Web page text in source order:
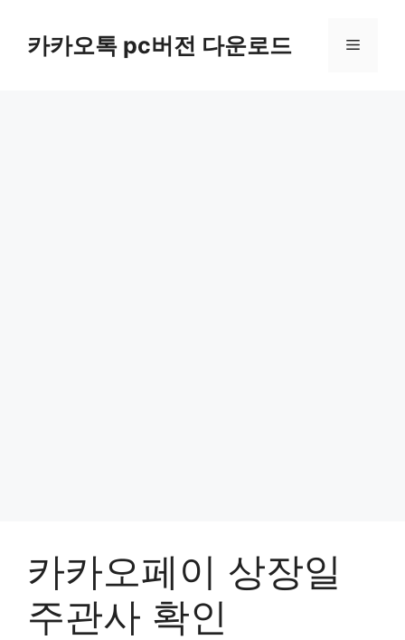
카카오톡 pc버전 다운로드 메
카카오페이 상장일
주관사 확인